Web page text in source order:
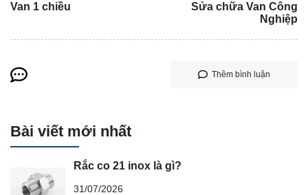
Van 1 chiều
Sửa chữa Van Công
Nghiệp
Thêm bình luận
Bài viết mới nhất
Rắc co 21 inox là gì?
31/07/2026